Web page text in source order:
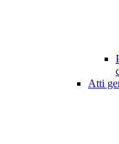
Atti